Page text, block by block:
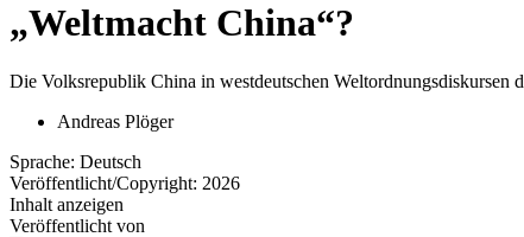
„Weltmacht China“?
Die Volksrepublik China in westdeutschen Weltordnungsdiskursen
Andreas Plöger
Sprache: Deutsch
Veröffentlicht/Copyright: 2026
Inhalt anzeigen
Veröffentlicht von